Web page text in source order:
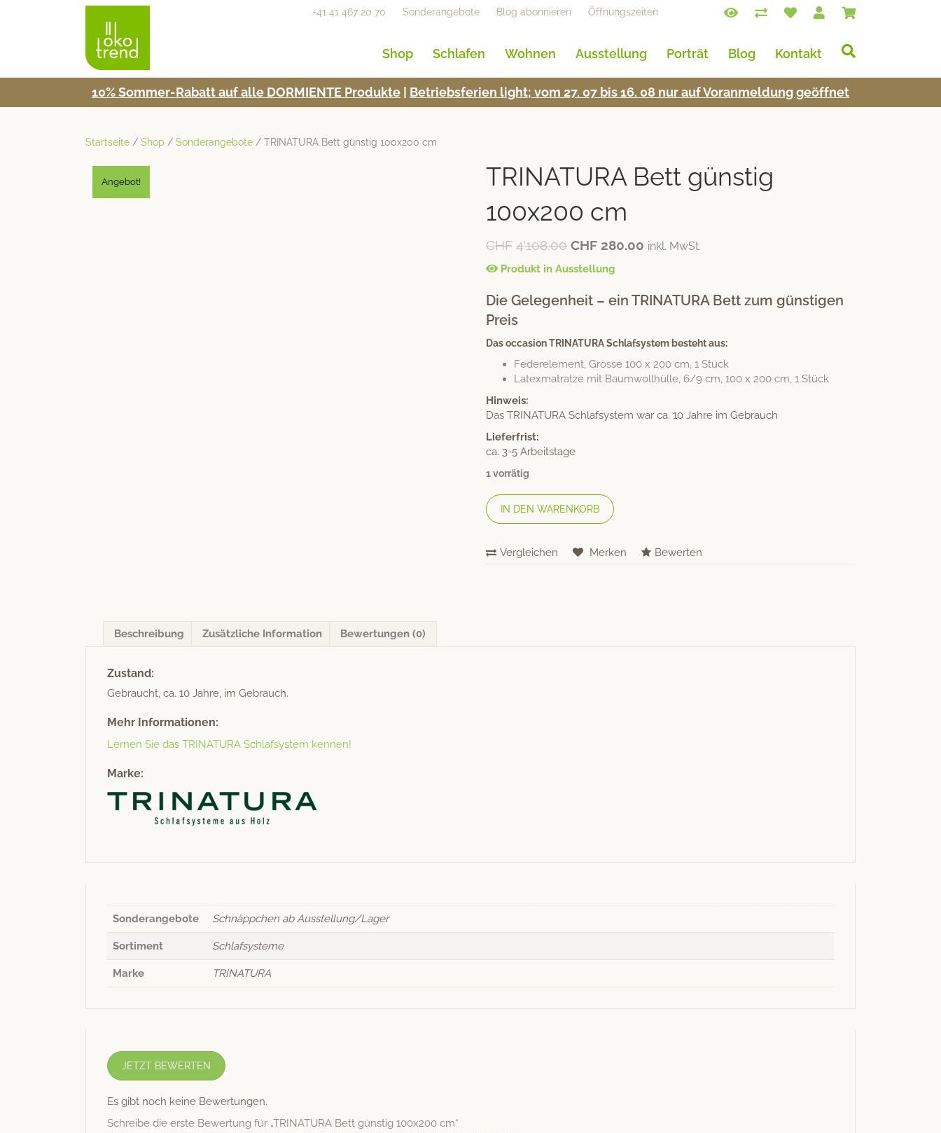
+41 41 467 20 70 Sonderangebote Blog abonnieren Öffnungszeiten
Shop Schlafen Wohnen Ausstellung Porträt Blog Kontakt
10% Som­mer-Rabatt auf alle DORMIENTE Pro­duk­te Betrieb­s­fe­rien light; vom 27. 07 bis 16. 08 nur auf Voran­mel­dung geöffnet
Startseite / Shop / Sonderangebote / TRINATURA Bett günstig 100x200 cm
Angebot!
TRINATURA Bett günstig
100x200 cm
CHF 4'108.00 CHF 280.00 inkl. MwSt.
Produkt in Ausstellung
Die Gelegenheit – ein TRINATURA Bett zum günstigen
Preis
Das occasion TRINATURA Schlafsystem besteht aus:
Federelement, Grösse 100 x 200 cm, 1 Stück
Latexmatratze mit Baumwollhülle, 6/9 cm, 100 x 200 cm, 1 Stück
Hinweis:
Das TRINATURA Schlafsystem war ca. 10 Jahre im Gebrauch
Lieferfrist:
ca. 3-5 Arbeitstage
1 vorrätig
IN DEN WARENKORB
Vergleichen Merken Bewerten
Beschreibung Zusätzliche Information Bewertungen (0)
Zustand:
Gebraucht, ca. 10 Jahre, im Gebrauch.
Mehr Informationen:
Ler­nen Sie das TRINATURA Schlaf­sys­tem kennen!
Marke:
Sonderangebote Schnäppchen ab Ausstellung/Lager
Sortiment Schlafsysteme
Marke TRINATURA
JETZT BEWERTEN
Es gibt noch keine Bewertungen.
Schreibe die erste Bewertung für „TRINATURA Bett günstig 100x200 cm“